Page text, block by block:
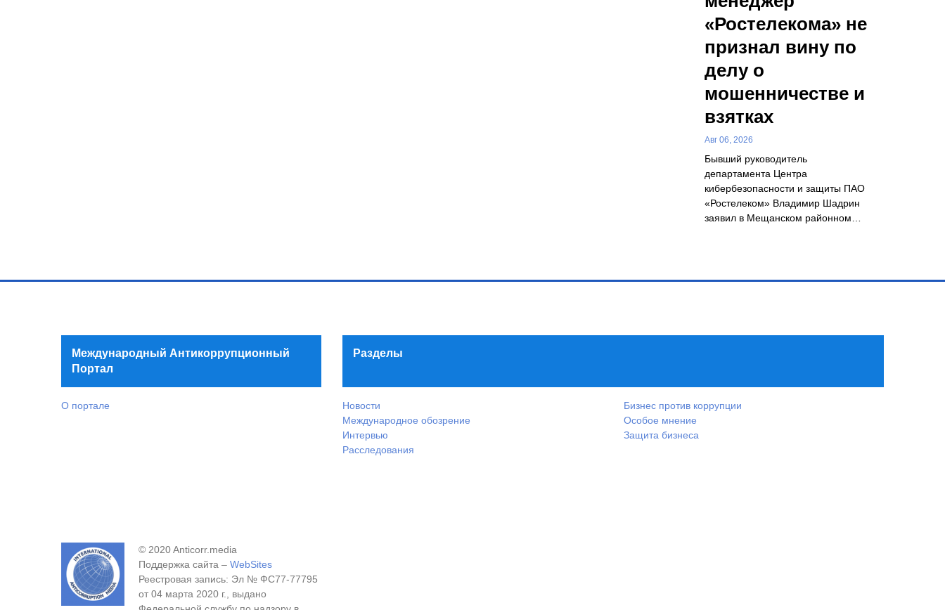
«Ростелекома» не
признал вину по
делу о
мошенничестве и
взятках
Авг 06, 2026
Бывший руководитель
департамента Центра
кибербезопасности и защиты ПАО
«Ростелеком» Владимир Шадрин
заявил в Мещанском районном…
Международный Антикоррупционный
Портал
О портале
Разделы
Новости
Международное обозрение
Интервью
Расследования
Бизнес против коррупции
Особое мнение
Защита бизнеса
© 2020 Anticorr.media
Поддержка сайта – WebSites
Реестровая запись: Эл № ФС77-77795
от 04 марта 2020 г., выдано